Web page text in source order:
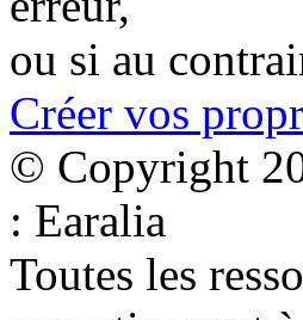
ou si au
Créer vos
© Copyright
: Earalia
Toutes les